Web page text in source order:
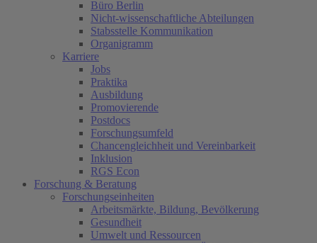
Büro Berlin
Nicht-wissenschaftliche Abteilungen
Stabsstelle Kommunikation
Organigramm
Karriere
Jobs
Praktika
Ausbildung
Promovierende
Postdocs
Forschungsumfeld
Chancengleichheit und Vereinbarkeit
Inklusion
RGS Econ
Forschung & Beratung
Forschungseinheiten
Arbeitsmärkte, Bildung, Bevölkerung
Gesundheit
Umwelt und Ressourcen